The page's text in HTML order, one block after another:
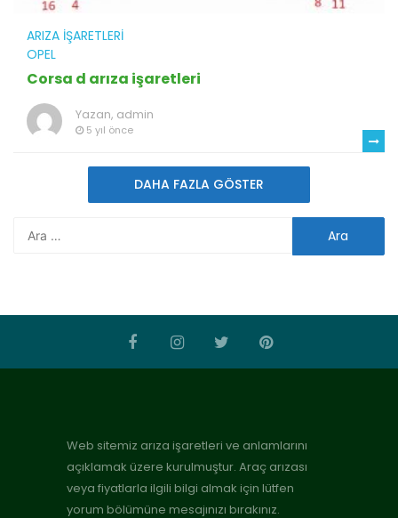
ARIZA İŞARETLERI
OPEL
Corsa d arıza işaretleri
Yazan, admin
5 yıl önce
DAHA FAZLA GÖSTER
Web sitemiz arıza işaretleri ve anlamlarını
açıklamak üzere kurulmuştur. Araç arızası
veya fiyatlarla ilgili bilgi almak için lütfen
yorum bölümüne mesajınızı bırakınız.